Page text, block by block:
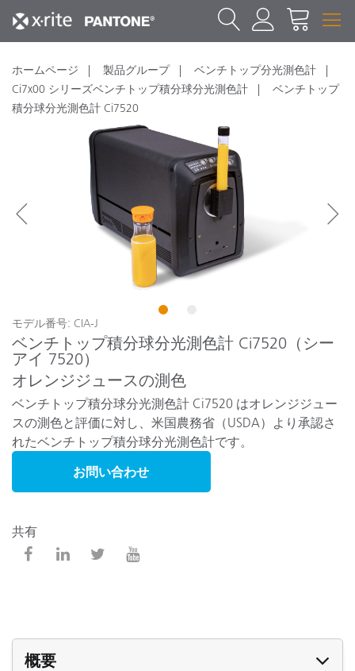
ホームページ 製品グループ
ベンチトップ分光測色計
Ci7x00 シリーズベンチトップ積分球分光測色計
ベンチトップ
積分球分光測色計 Ci7520
1
モデル番号: CIA-J
ベンチトップ積分球分光測色計 Ci7520（シー
アイ 7520）
オレンジジュースの測色
ベンチトップ積分球分光測色計 Ci7520 はオレンジジュー
スの測色と評価に対し、米国農務省（USDA）より承認さ
れたベンチトップ積分球分光測色計です。
お問い合わせ
共有
概要